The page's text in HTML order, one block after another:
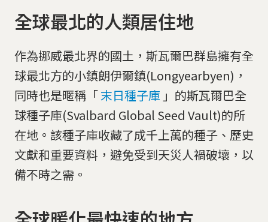
全球最北的人類居住地
作為挪威最北界的國土，斯瓦爾巴群島擁有全
球最北方的小鎮朗伊爾鎮(Longyearbyen)，
同時也是暱稱「末日種子庫 」的斯瓦爾巴全
球種子庫(Svalbard Global Seed Vault)的所
在地。該種子庫收藏了成千上萬的種子、歷史
文獻和重要資料，避免受到天災人禍破壞，以
備不時之需。